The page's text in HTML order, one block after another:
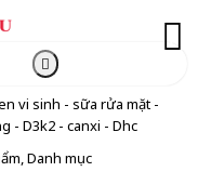
vi sinh - sữa rửa mặt -
- D3k2 - canxi - Dhc
Danh mục